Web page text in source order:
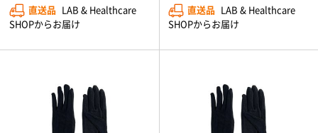
直送品 LAB & Healthcare
SHOPからお届け
直送品 LAB & Healthcare
SHOPからお届け